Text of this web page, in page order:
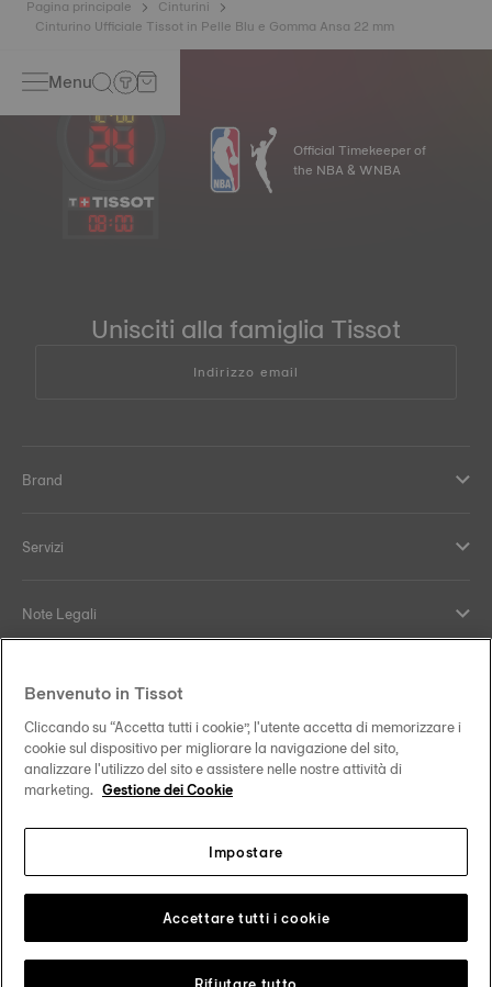
Pagina principale
Cinturini
Cinturino Ufficiale Tissot in Pelle Blu e Gomma Ansa 22 mm
Menu
08:00
Official Timekeeper of
the NBA & WNBA
Unisciti alla famiglia Tissot
Indirizzo email
Brand
Servizi
Note Legali
Il nostro impegno
Seguici sui nostri canali social
Cambia paese Tissot Copyrights 2026
Benvenuto in Tissot
Cliccando su “Accetta tutti i cookie”, l'utente accetta di memorizzare i
cookie sul dispositivo per migliorare la navigazione del sito,
analizzare l'utilizzo del sito e assistere nelle nostre attività di
marketing. Gestione dei Cookie
Impostare
Accettare tutti i cookie